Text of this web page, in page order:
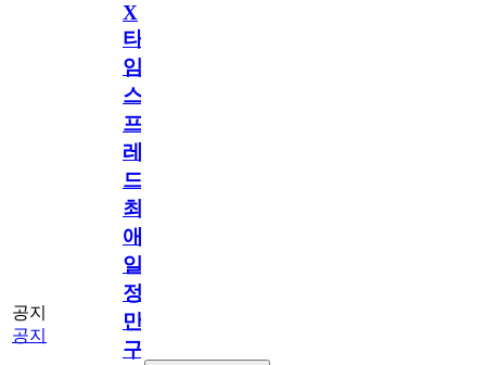
공지
공지
X
타
임
스
프
레
드]
최
애
일
정
만
구